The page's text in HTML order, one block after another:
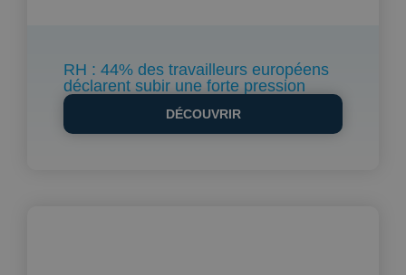
RH : 44% des travailleurs européens
déclarent subir une forte pression
DÉCOUVRIR